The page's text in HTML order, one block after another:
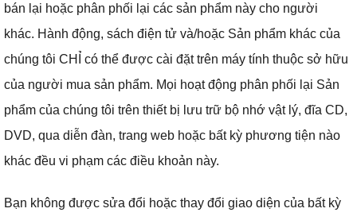
bán lại hoặc phân phối lại các sản phẩm này cho người
khác. Hành động, sách điện tử và/hoặc Sản phẩm khác của
chúng tôi CHỈ có thể được cài đặt trên máy tính thuộc sở hữu
của người mua sản phẩm. Mọi hoạt động phân phối lại Sản
phẩm của chúng tôi trên thiết bị lưu trữ bộ nhớ vật lý, đĩa CD,
DVD, qua diễn đàn, trang web hoặc bất kỳ phương tiện nào
khác đều vi phạm các điều khoản này.
Bạn không được sửa đổi hoặc thay đổi giao diện của bất kỳ